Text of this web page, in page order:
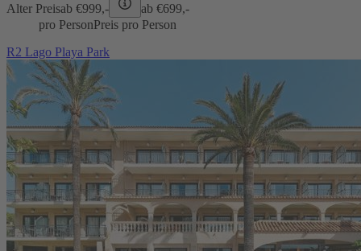
Alter Preisab €999,- ab €699,-
pro PersonPreis pro Person
R2 Lago Playa Park